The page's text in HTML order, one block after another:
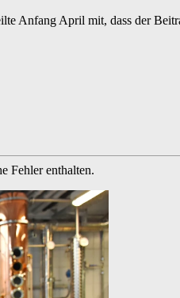
Anfang April mit, dass der
Fehler enthalten.